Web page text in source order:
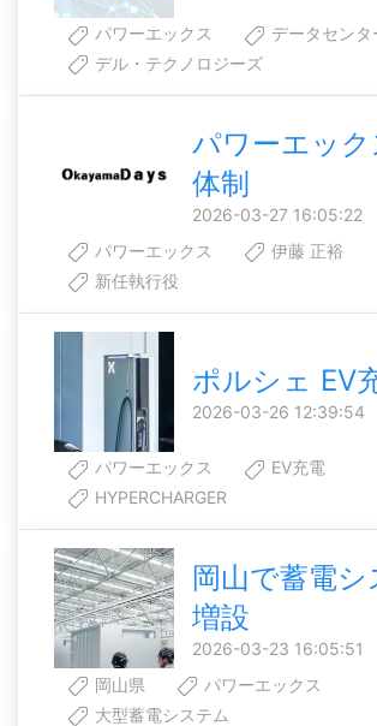
パワーエックス
データセンタ
デル・テクノロジーズ
パワーエッ
体制
2026-03-27 16:05:22
パワーエックス
伊藤 正裕
新任執行役
ポルシェ EV
2026-03-26 12:39:54
パワーエックス
EV充電
HYPERCHARGER
岡山で蓄電シ
増設
2026-03-23 16:05:51
岡山県
パワーエックス
大型蓄電システム